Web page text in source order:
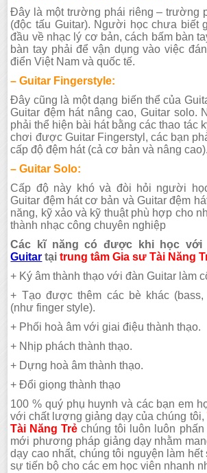
Đây là một trường phái riêng – trường
(độc tấu Guitar). Người học chưa biết
đầu về nhạc lý cơ bản, cách bấm bàn
bàn tay phải để vận dụng vào việc
điển Việt Nam và quốc tế.
– Guitar Fingerstyle:
Đây cũng là một dạng biến thể của
Guitar đệm hát nâng cao, Guitar solo.
phải thể hiện bài hát bằng các thao tác
chơi được Guitar Fingerstyl, các bạn
cấp độ đệm hát (cả cơ bản và nâng cao).
– Guitar Solo:
Cấp độ này khó và đòi hỏi người
Guitar đệm hát cơ bản và Guitar đệm
năng, kỹ xảo và kỹ thuật phù hợp cho
thành nhạc công chuyên nghiệp
Các kĩ năng có được khi học với
Guitar tạitrung tâm Gia sư Tài Năng
+ Ký âm thành thạo với đàn Guitar làm
+ Tạo được thêm các bè khác
(như finger style).
+ Phối hoà âm với giai điệu thành thạo.
+ Nhịp phách thành thạo.
+ Dựng hoà âm thành thạo.
+ Đổi giọng thành thạo
100 % quý phụ huynh và các bạn em
với chất lượng giảng dạy của chúng tôi,
Tài Năng Trẻ chúng tôi luôn luôn
mới phương pháp giảng dạy nhằm
dạy cao nhất, chúng tôi nguyện làm
sự tiến bộ cho các em học viên nhanh